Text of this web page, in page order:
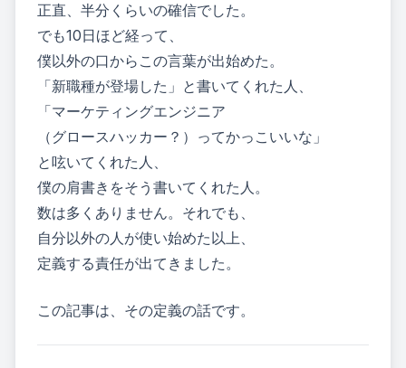
正直、半分くらいの確信でした。
でも10日ほど経って、
僕以外の口からこの言葉が出始めた。
「新職種が登場した」と書いてくれた人、
「マーケティングエンジニア
（グロースハッカー？）ってかっこいいな」
と呟いてくれた人、
僕の肩書きをそう書いてくれた人。
数は多くありません。それでも、
自分以外の人が使い始めた以上、
定義する責任が出てきました。
この記事は、その定義の話です。